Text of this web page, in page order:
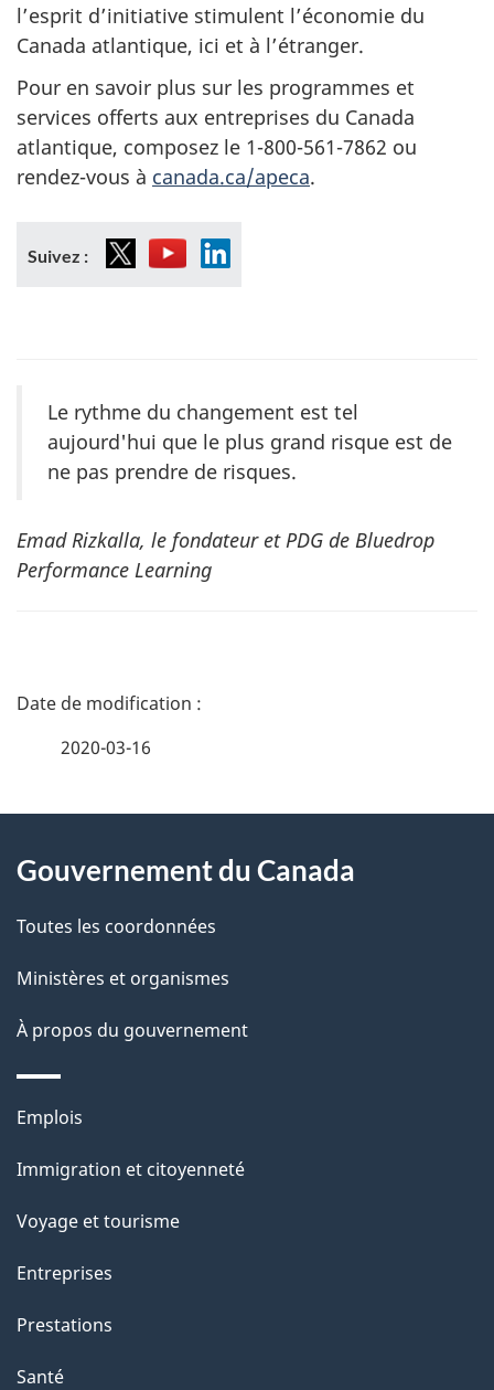
l’esprit d’initiative stimulent l’économie du
Canada atlantique, ici et à l’étranger.
Pour en savoir plus sur les programmes et
services offerts aux entreprises du Canada
atlantique, composez le 1-800-561-7862 ou
rendez-vous à canada.ca/apeca.
Suivez : X YoutubeLinkedIn
Le rythme du changement est tel
aujourd'hui que le plus grand risque est de
ne pas prendre de risques.
Emad Rizkalla, le fondateur et PDG de Bluedrop
Performance Learning
D
i
l
s
d
e
l
a
p
a
g
e
2020-03-16
propos
de
ce
site
Gouvernement du Canada
Toutes les coordonnées
Ministères et organismes
À propos du gouvernement
Thèmes
sujets
Emplois
Immigration et citoyenneté
Voyage et tourisme
Entreprises
Prestations
Santé